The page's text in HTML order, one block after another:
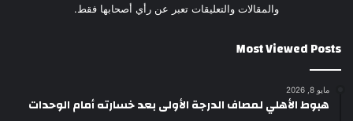
والمقالات والتعليقات تعبر عن رأي أصحابها فقط.
Most Viewed Posts
مايو 8, 2026
هبوط الأهلي لمصاف الدرجة الأولى بعد خسارته أمام الوحدات